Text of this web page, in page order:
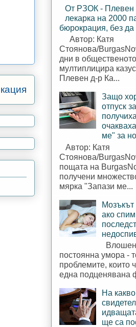
От РЗОК - Плевен
лекарка на 2000
бюрокрация, без да
Автор: Катя
Стоянова/
дни в
мултиплицира
Плевен д-р Ка...
Защо
отпуск
ме" за
Автор: Катя
Стоянова/
пощата на
получени
мярка "Запази ме...
Мозъкът
ако
постоянна умора -
проблемите, които
една подценявана
На
ще са